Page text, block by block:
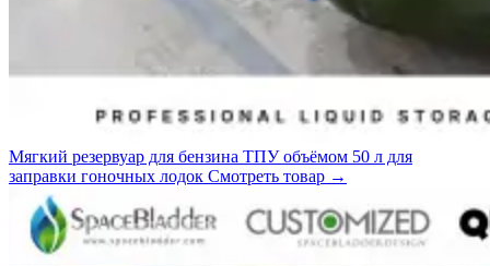
Мягкий резервуар для бензина ТПУ объёмом 50 л для
заправки гоночных лодок Смотреть товар →